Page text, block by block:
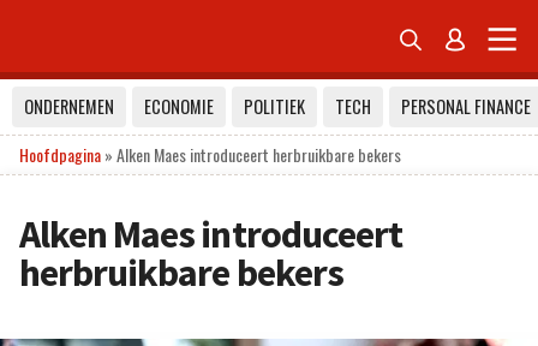
 
ONDERNEMEN ECONOMIE POLITIEK TECH
PERSONAL FINANCE
Hoofdpagina»Alken Maes introduceert herbruikbare bekers
Alken Maes introduceert
herbruikbare bekers